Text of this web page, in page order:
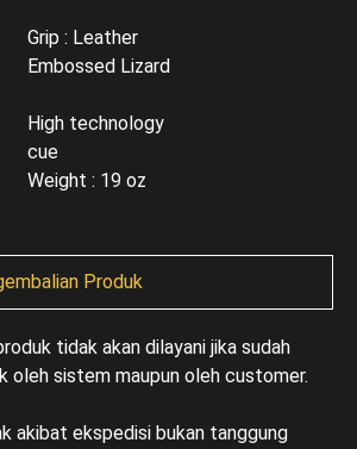
Grip : Leather
Embossed Lizard
High technology
cue
Weight : 19 oz
Produk
tidak akan dilayani jika sudah
oleh sistem maupun oleh customer.
akibat ekspedisi bukan tanggung